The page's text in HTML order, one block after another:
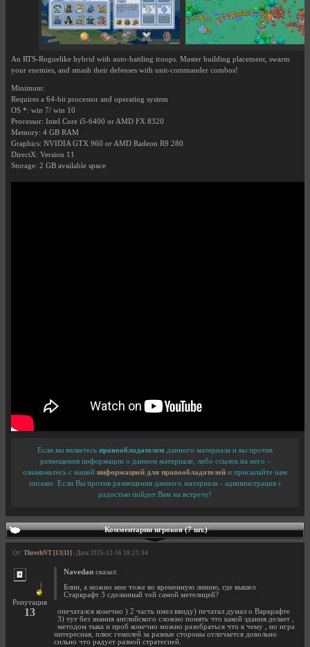
An RTS-Roguelike hybrid with auto-battling troops. Master building placement, swarm
your enemies, and smash their defenses with unit-commander combos!
Minimum:
Requires a 64-bit processor and operating system
OS *: win 7/ win 10
Processor: Intel Core i5-6400 or AMD FX 8320
Memory: 4 GB RAM
Graphics: NVIDIA GTX 960 or AMD Radeon R9 280
DirectX: Version 11
Storage: 2 GB available space
Если вы являетесь правообладателем данного материала и вы против
размещения информации о данном материале, либо ссылок на него -
ознакомьтесь с нашей информацией для правообладателей и присылайте нам
письмо. Если Вы против размещения данного материала - администрация с
радостью пойдет Вам на встречу!
Комментарии игроков (7 шт.)
От: ThreshNT [13|11] | Дата 2025-12-16 18:21:34
Репутация
13
Navedan сказал:
Блин, а можно мне тоже во временную линию, где вышел
Старкрафт 3 сделанный той самой метелицей?
опечатался конечно ) 2 часть имел ввиду) печатал думал о Варкрафте
3) тут без знания английского сложно понять что какой здания делает ,
методом тыка и проб конечно можно разобраться что к чему , но игра
интересная, плюс гемплей за разные стороны отличается довольно
сильно что радует разной стратегией.